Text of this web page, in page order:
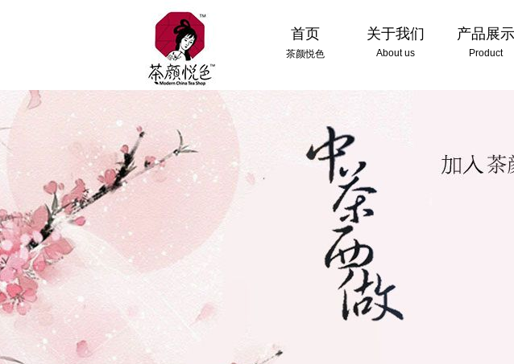
首页
茶颜悦色
关于我们
About us
产品展示
Product